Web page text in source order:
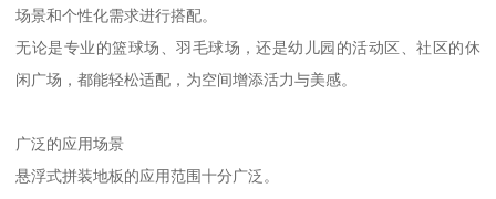
场景和个性化需求进行搭配。
无论是专业的篮球场、羽毛球场，还是幼儿园的活动区、社区的休
闲广场，都能轻松适配，为空间增添活力与美感。
广泛的应用场景
悬浮式拼装地板的应用范围十分广泛。